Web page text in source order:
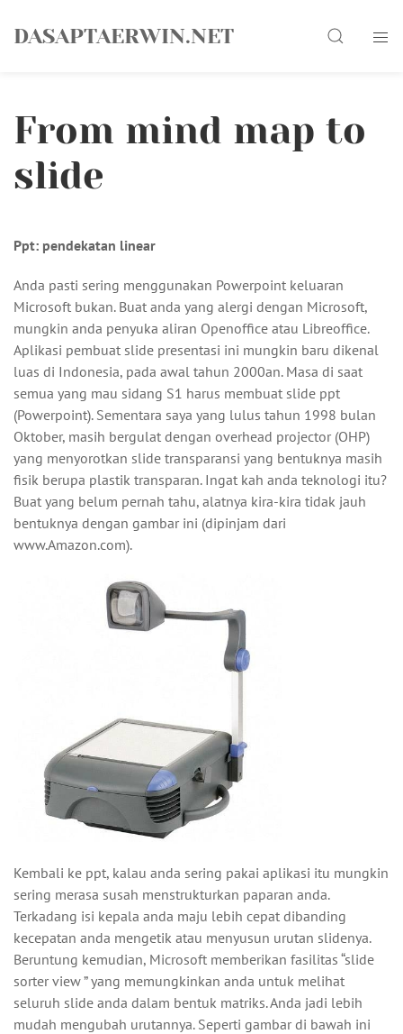
DASAPTAERWIN.NET Search
From mind map to
slide
Ppt: pendekatan linear
Anda pasti sering menggunakan Powerpoint keluaran
Microsoft bukan. Buat anda yang alergi dengan Microsoft,
mungkin anda penyuka aliran Openoffice atau Libreoffice.
Aplikasi pembuat slide presentasi ini mungkin baru dikenal
luas di Indonesia, pada awal tahun 2000an. Masa di saat
semua yang mau sidang S1 harus membuat slide ppt
(Powerpoint). Sementara saya yang lulus tahun 1998 bulan
Oktober, masih bergulat dengan overhead projector (OHP)
yang menyorotkan slide transparansi yang bentuknya masih
fisik berupa plastik transparan. Ingat kah anda teknologi itu?
Buat yang belum pernah tahu, alatnya kira-kira tidak jauh
bentuknya dengan gambar ini (dipinjam dari
www.Amazon.com).
Kembali ke ppt, kalau anda sering pakai aplikasi itu mungkin
sering merasa susah menstrukturkan paparan anda.
Terkadang isi kepala anda maju lebih cepat dibanding
kecepatan anda mengetik atau menyusun urutan slidenya.
Beruntung kemudian, Microsoft memberikan fasilitas “slide
sorter view ” yang memungkinkan anda untuk melihat
seluruh slide anda dalam bentuk matriks. Anda jadi lebih
mudah mengubah urutannya. Seperti gambar di bawah ini